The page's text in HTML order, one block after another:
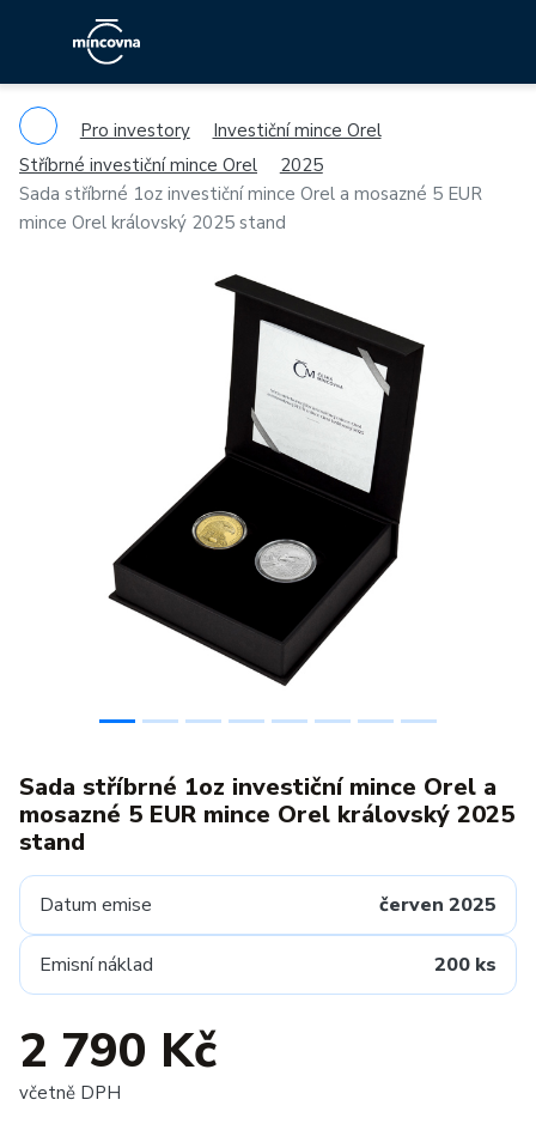
Pro investory
Investiční mince Orel
Stříbrné investiční mince Orel
2025
Sada stříbrné 1oz investiční mince Orel a mosazné 5 EUR
mince Orel královský 2025 stand
Sada stříbrné 1oz investiční mince Orel a
mosazné 5 EUR mince Orel královský 2025
stand
Datum emise červen 2025
Emisní náklad 200 ks
2 790 Kč
včetně DPH